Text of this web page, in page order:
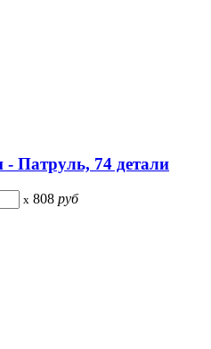
Патруль, 74 детали
x 808 руб